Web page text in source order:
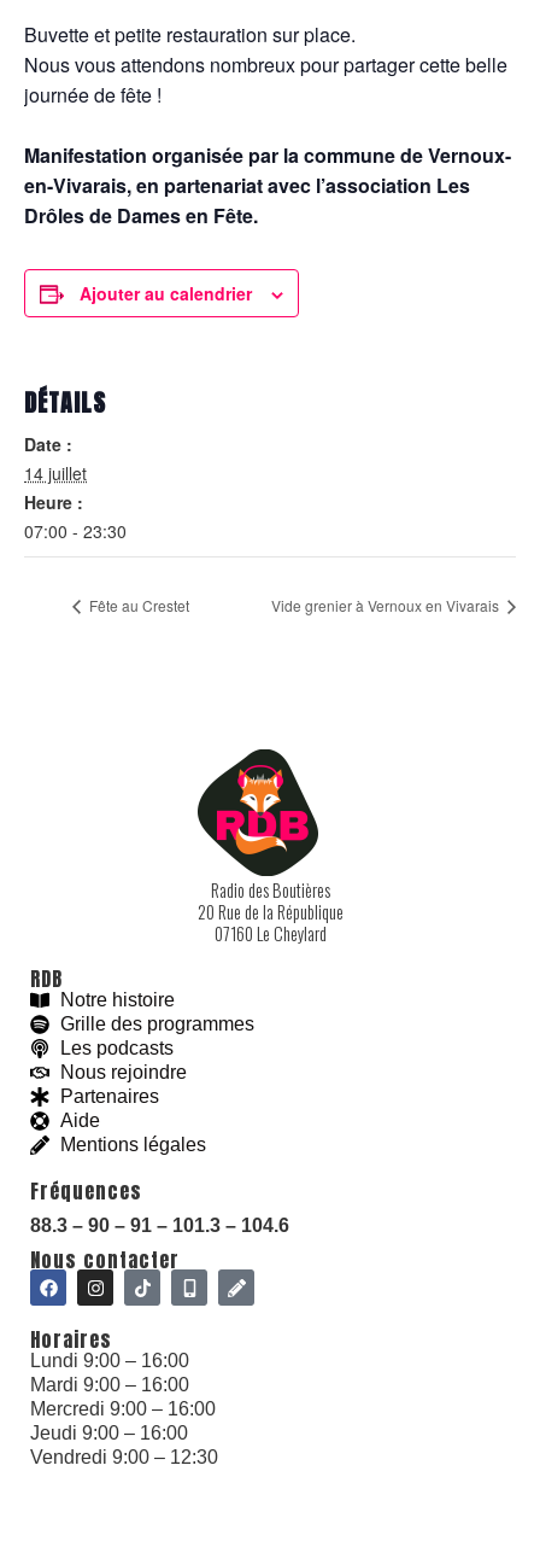
With love and
Buvette et petite restauration sur place.
Nous vous attendons nombreux pour partager cette belle
journée de fête !
Manifestation organisée par la commune de Vernoux-
en-Vivarais, en partenariat avec l’association Les
Drôles de Dames en Fête.
Ajouter au calendrier
DÉTAILS
Date :
14 juillet
Heure :
07:00 - 23:30
Fête au Crestet Vide grenier à Vernoux en Vivarais
Radio des Boutières
20 Rue de la République
07160 Le Cheylard
RDB
Notre histoire
Grille des programmes
Les podcasts
Nous rejoindre
Partenaires
Aide
Mentions légales
Fréquences
88.3 – 90 – 91 – 101.3 – 104.6
Nous contacter
Horaires
Lundi 9:00 – 16:00
Mardi 9:00 – 16:00
Mercredi 9:00 – 16:00
Jeudi 9:00 – 16:00
Vendredi 9:00 – 12:30